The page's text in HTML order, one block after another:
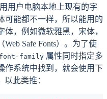
用户电脑本地上现有的字
可能都不一样，所以能用的
，例如微软雅黑，宋体，
Safe Fonts）。为了使
font-family 属性同时指定多
作系统中找到，就会使用下
以此类推：